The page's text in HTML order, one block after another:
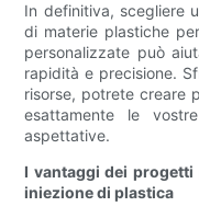
In definitiva, scegliere
di materie plastiche
personalizzate può
rapidità e precisione.
risorse, potrete creare
esattamente le
aspettative.
I vantaggi dei
iniezione di plastica